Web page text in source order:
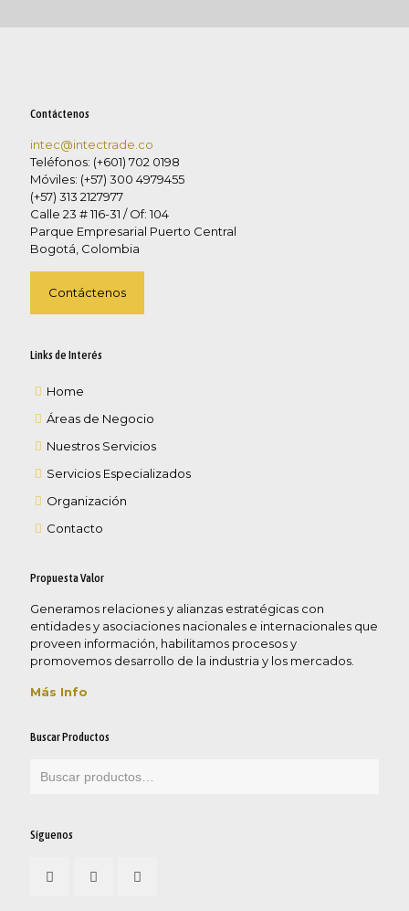
Contáctenos
intec@intectrade.co
Teléfonos: (+601) 702 0198
Móviles: (+57) 300 4979455
(+57) 313 2127977
Calle 23 # 116-31 / Of: 104
Parque Empresarial Puerto Central
Bogotá, Colombia
Contáctenos
Links de Interés
Home
Áreas de Negocio
Nuestros Servicios
Servicios Especializados
Organización
Contacto
Propuesta Valor
Generamos relaciones y alianzas estratégicas con
entidades y asociaciones nacionales e internacionales que
proveen información, habilitamos procesos y
promovemos desarrollo de la industria y los mercados.
Más Info
Buscar Productos
Síguenos